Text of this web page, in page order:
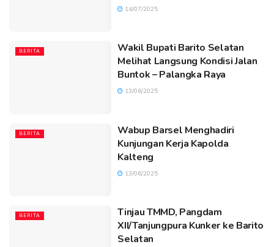
14/07/2025
BERITA
Wakil Bupati Barito Selatan
Melihat Langsung Kondisi Jalan
Buntok – Palangka Raya
13/06/2025
BERITA
Wabup Barsel Menghadiri
Kunjungan Kerja Kapolda
Kalteng
13/06/2025
BERITA
Tinjau TMMD, Pangdam
XII/Tanjungpura Kunker ke Barito
Selatan